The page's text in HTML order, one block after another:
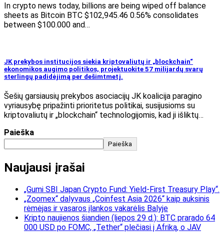
In crypto news today, billions are being wiped off balance
sheets as Bitcoin BTC $102,945.46 0.56% consolidates
between $100.000 and…
JK prekybos institucijos siekia kriptovaliutų ir „blockchain“
ekonomikos augimo politikos, projektuokite 57 milijardų svarų
sterlingų padidėjimą per dešimtmetį.
Šešių garsiausių prekybos asociacijų JK koalicija paragino
vyriausybę pripažinti prioritetus politikai, susijusioms su
kriptovaliutų ir „blockchain“ technologijomis, kad ji išliktų…
Paieška
Paieška
Naujausi įrašai
„Gumi SBI Japan Crypto Fund: Yield-First Treasury Play“.
„Zoomex“ dalyvaus „Coinfest Asia 2026“ kaip auksinis
rėmėjas ir vasaros įlankos vakarėlis Balyje
Kripto naujienos šiandien (liepos 29 d.): BTC prarado 64
000 USD po FOMC, „Tether“ plečiasi į Afriką, o JAV